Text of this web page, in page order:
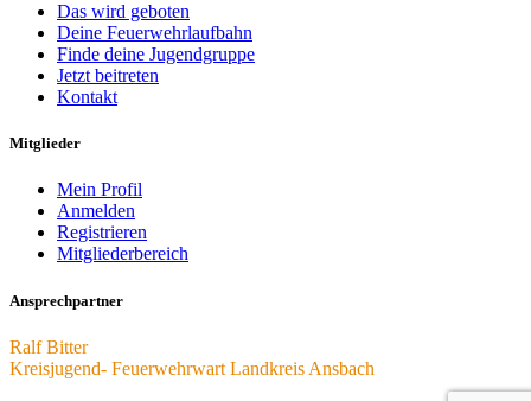
Das wird geboten
Deine Feuerwehrlaufbahn
Finde deine Jugendgruppe
Jetzt beitreten
Kontakt
Mitglieder
Mein Profil
Anmelden
Registrieren
Mitgliederbereich
Ansprechpartner
Ralf Bitter
Kreisjugend- Feuerwehrwart Landkreis Ansbach